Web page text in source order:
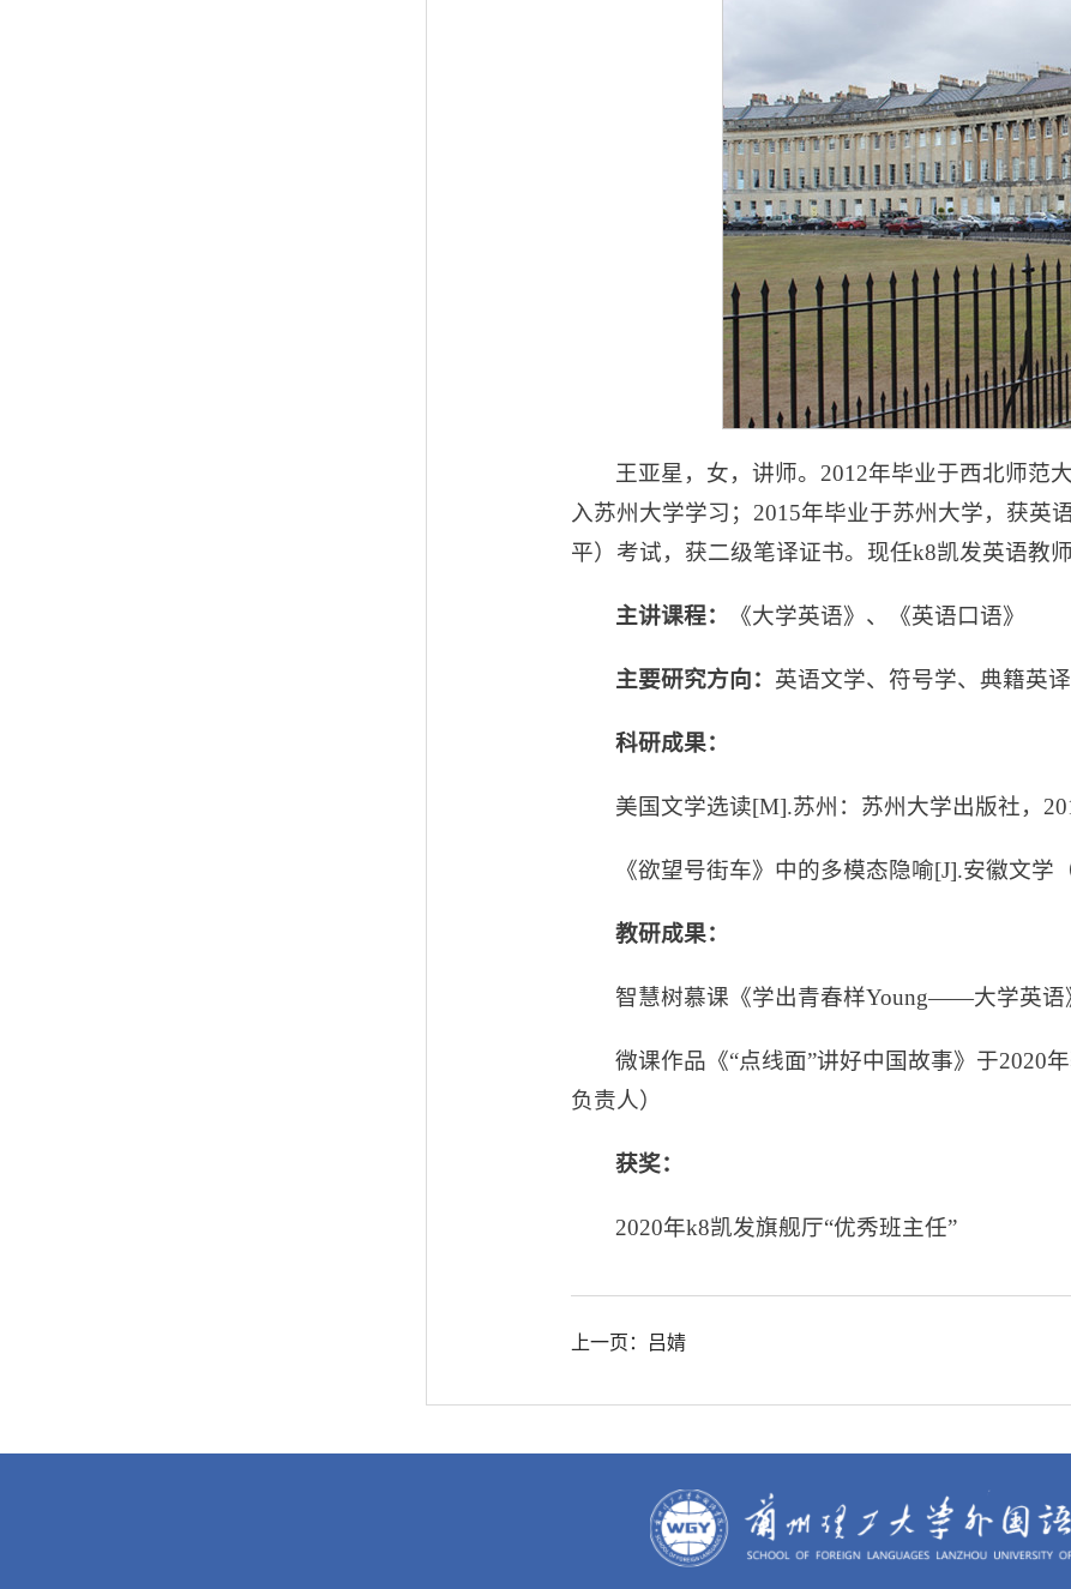
王亚星，女，讲师。2012年毕业于西北师范
入苏州大学学习；2015年毕业于苏州大学，获英
平）考试，获二级笔译证书。现任k8凯发英语教师
主讲课程： 《大学英语》、《英语口语》
主要研究方向： 英语文学、符号学、典籍英译
科研成果：
美国文学选读[M].苏州：苏州大学出版社，
《欲望号街车》中的多模态隐喻[J].安徽文学
教研成果：
智慧树慕课《学出青春样Young——大学英语
微课作品《“点线面”讲好中国故事》于2020
负责人）
获奖：
2020年k8凯发旗舰厅“优秀班主任”
上一页：吕婧